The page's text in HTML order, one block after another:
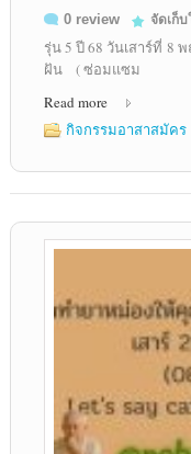
0 review
จัดเก็
รุ่น 5 ปี 68 วันเสาร์ที่ 8
ฝัน ( ซ่อมแซม
Read more
กิจกรรมอาสาสมัคร